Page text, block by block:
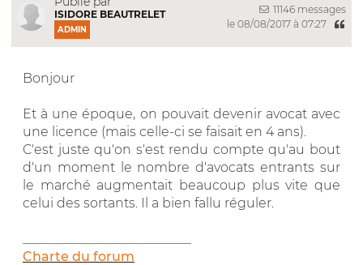
ISIDORE BEAUTRELET
ADMIN
11146 messages
le 08/08/2017 à 07:27
Bonjour
Et à une époque, on pouvait devenir avocat avec
une licence (mais celle-ci se faisait en 4 ans).
C'est juste qu'on s'est rendu compte qu'au bout
d'un moment le nombre d'avocats entrants sur
le marché augmentait beaucoup plus vite que
celui des sortants. Il a bien fallu réguler.
Charte du forum